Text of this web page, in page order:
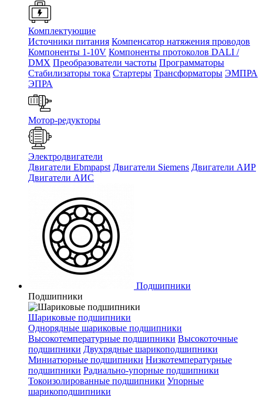
Комплектующие
Источники питания Компенсатор натяжения проводов
Компоненты 1-10V Компоненты протоколов DALI /
DMX Преобразователи частоты Программаторы
Стабилизаторы тока Стартеры Трансформаторы ЭМПРА
ЭПРА
Мотор-редукторы
Электродвигатели
Двигатели Ebmpapst Двигатели Siemens Двигатели АИР
Двигатели АИС
Подшипники
Подшипники
Шариковые подшипники
Однорядные шариковые подшипники
Высокотемпературные подшипники Высокоточные
подшипники Двухрядные шарикоподшипники
Миниатюрные подшипники Низкотемпературные
подшипники Радиально-упорные подшипники
Токоизолированные подшипники Упорные
шарикоподшипники